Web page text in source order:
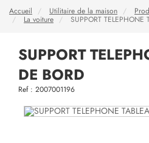
Accueil Utilitaire de la maison
La voiture
SUPPORT TELEPHONE
SUPPORT
DE BORD
Ref : 2007001196